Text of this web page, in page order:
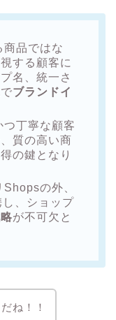
商品ではな
する顧客に
名、統一さ
ブランドイ
つ丁寧な顧客
質の高い商
の鍵となり
Shopsの外、
、ショップ
が不可欠と
ね！！